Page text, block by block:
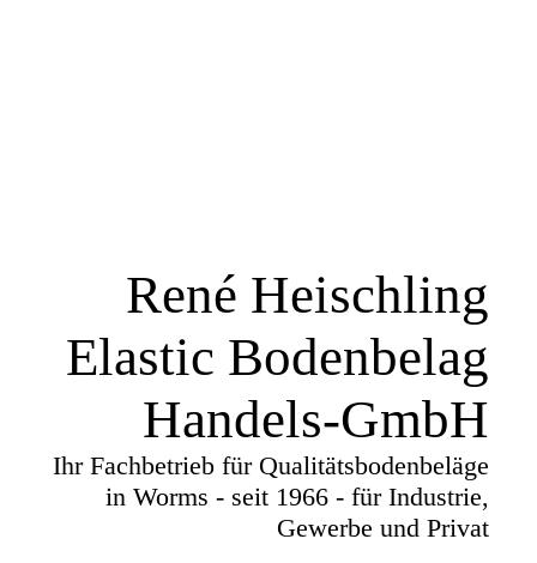
René Heischling
Elastic Bodenbelag
Handels-GmbH
Ihr Fachbetrieb für Qualitätsbodenbeläge
in Worms - seit 1966 - für Industrie,
Gewerbe und Privat